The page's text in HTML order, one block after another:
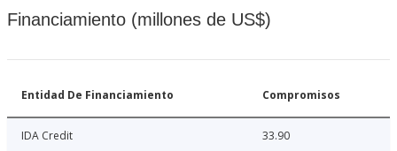
Financiamiento (millones de US$)
Entidad De Financiamiento Compromisos
IDA Credit 33.90